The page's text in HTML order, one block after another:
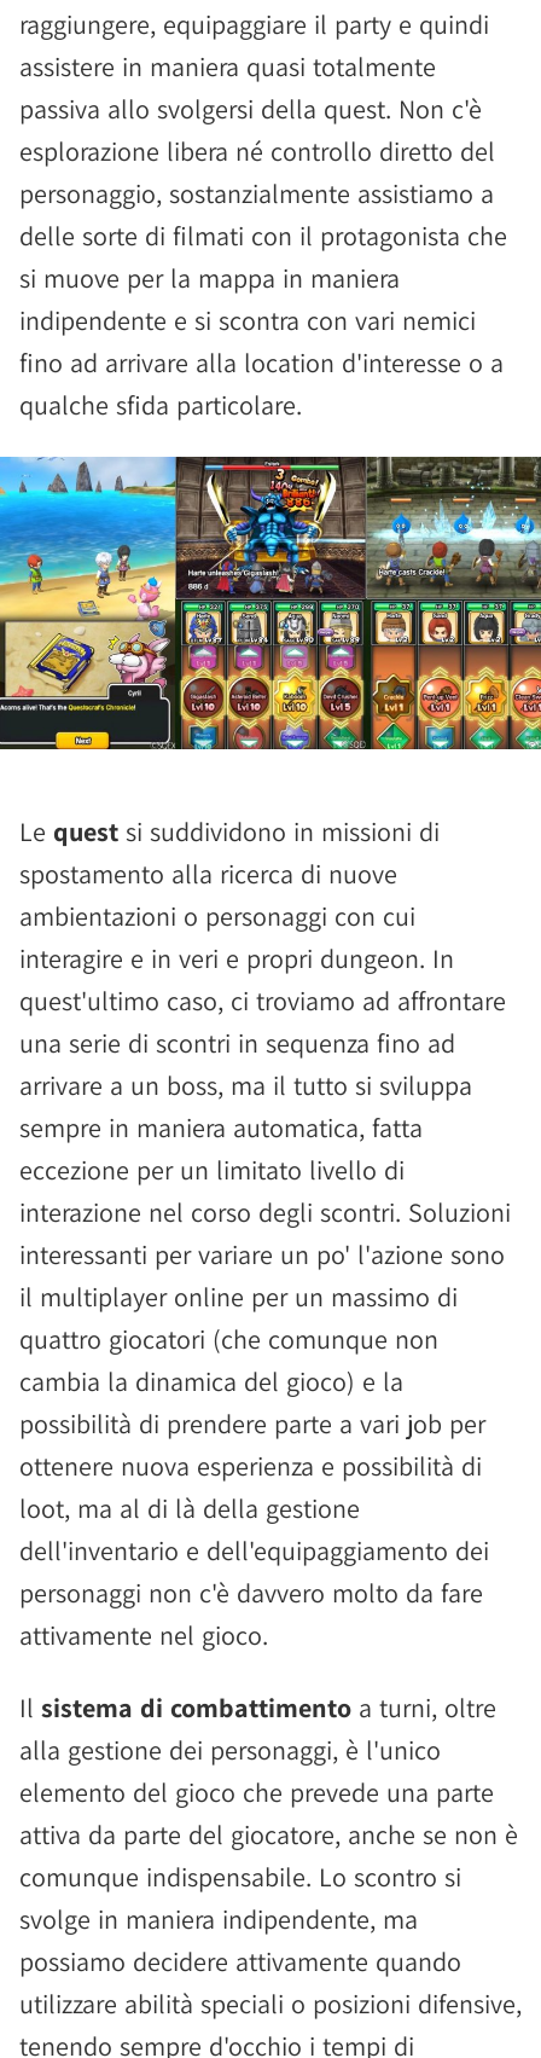
raggiungere, equipaggiare il party e quindi
assistere in maniera quasi totalmente
passiva allo svolgersi della quest. Non c'è
esplorazione libera né controllo diretto del
personaggio, sostanzialmente assistiamo a
delle sorte di filmati con il protagonista che
si muove per la mappa in maniera
indipendente e si scontra con vari nemici
fino ad arrivare alla location d'interesse o a
qualche sfida particolare.
Le quest si suddividono in missioni di
spostamento alla ricerca di nuove
ambientazioni o personaggi con cui
interagire e in veri e propri dungeon. In
quest'ultimo caso, ci troviamo ad affrontare
una serie di scontri in sequenza fino ad
arrivare a un boss, ma il tutto si sviluppa
sempre in maniera automatica, fatta
eccezione per un limitato livello di
interazione nel corso degli scontri. Soluzioni
interessanti per variare un po' l'azione sono
il multiplayer online per un massimo di
quattro giocatori (che comunque non
cambia la dinamica del gioco) e la
possibilità di prendere parte a vari job per
ottenere nuova esperienza e possibilità di
loot, ma al di là della gestione
dell'inventario e dell'equipaggiamento dei
personaggi non c'è davvero molto da fare
attivamente nel gioco.
Il sistema di combattimento a turni, oltre
alla gestione dei personaggi, è l'unico
elemento del gioco che prevede una parte
attiva da parte del giocatore, anche se non è
comunque indispensabile. Lo scontro si
svolge in maniera indipendente, ma
possiamo decidere attivamente quando
utilizzare abilità speciali o posizioni difensive,
tenendo sempre d'occhio i tempi di